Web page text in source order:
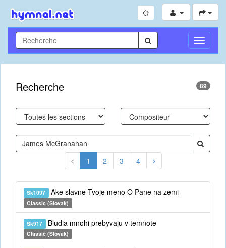
Toggle
Recherche 89
1 2 3 4
Sk1097 Ake slavne Tvoje meno O Pane na zemi
Classic (Slovak)
Sk917 Bludia mnohi prebyvaju v temnote
Classic (Slovak)